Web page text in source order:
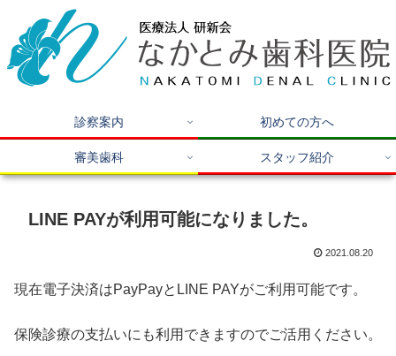
診察案内 初めての方へ
審美歯科 スタッフ紹介
LINE PAYが利用可能になりました。
2021.08.20
現在電子決済はPayPayとLINE PAYがご利用可能です。
保険診療の支払いにも利用できますのでご活用ください。